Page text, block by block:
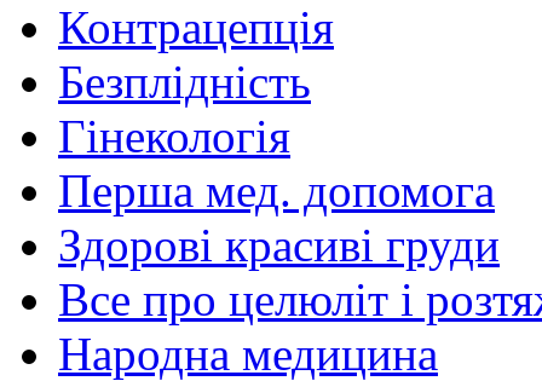
Контрацепція
Безплідність
Гінекологія
Перша мед. допомога
Здорові красиві груди
Все про целюліт і
Народна медицина